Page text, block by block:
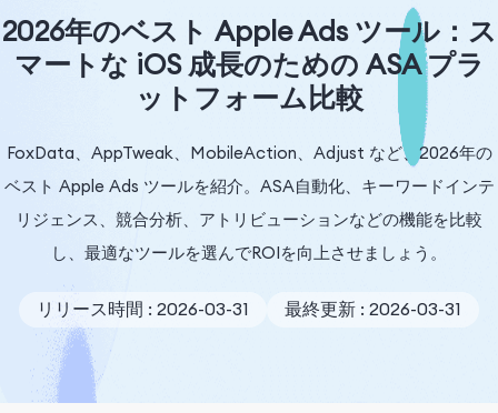
ソリューション
リソース
会社
2026年のベスト Apple Ads ツール：ス
マートな iOS 成長のための ASA プラ
ットフォーム比較
FoxData、AppTweak、MobileAction、Adjust など、2026年の
ベスト Apple Ads ツールを紹介。ASA自動化、キーワードインテ
リジェンス、競合分析、アトリビューションなどの機能を比較
し、最適なツールを選んでROIを向上させましょう。
リリース時間 : 2026-03-31 最終更新 : 2026-03-31